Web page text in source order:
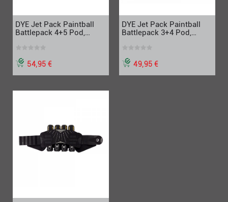
DYE Jet Pack Paintball
Battlepack 4+5 Pod,
54,95 €
DYE Jet Pack Paintball
Battlepack 3+4 Pod,
49,95 €